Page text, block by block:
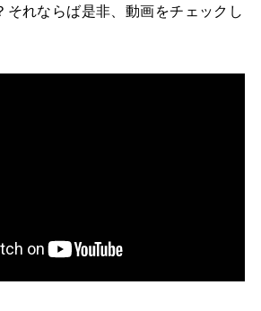
それならば是非、動画をチェックし